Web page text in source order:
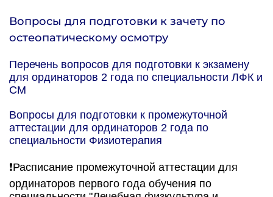
Вопросы для подготовки к зачету по
остеопатическому осмотру
Перечень вопросов для подготовки к экзамену
для ординаторов 2 года по специальности ЛФК и
СМ
Вопросы для подготовки к промежуточной
аттестации для ординаторов 2 года по
специальности Физиотерапия
❗Расписание промежуточной аттестации для
ординаторов первого года обучения по